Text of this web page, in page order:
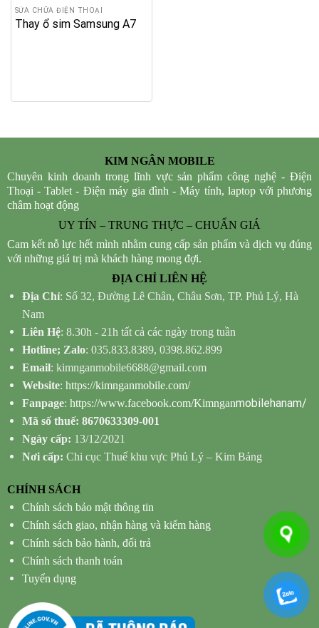
SỬA CHỮA ĐIỆN THOẠI
Thay ổ sim Samsung A7
KIM NGÂN MOBILE
Chuyên kinh doanh trong lĩnh vực sản phẩm công nghệ - Điện
Thoại - Tablet - Điện máy gia đình - Máy tính, laptop với phương
châm hoạt động
UY TÍN – TRUNG THỰC – CHUẨN GIÁ
Cam kết nỗ lực hết mình nhằm cung cấp sản phẩm và dịch vụ đúng
với những giá trị mà khách hàng mong đợi.
ĐỊA CHỈ LIÊN HỆ
Địa Chỉ: Số 32, Đường Lê Chân, Châu Sơn, TP. Phủ Lý, Hà
Nam
Liên Hệ: 8.30h - 21h tất cả các ngày trong tuần
Hotline; Zalo: 035.833.8389, 0398.862.899
Email: kimnganmobile6688@gmail.com
Website: https://kimnganmobile.com/
Fanpage: https://www.facebook.com/Kimnganmobilehanam/
Mã số thuế: 8670633309-001
Ngày cấp: 13/12/2021
Nơi cấp: Chi cục Thuế khu vực Phủ Lý – Kim Bảng
CHÍNH SÁCH
Chính sách bảo mật thông tin
Chính sách giao, nhận hàng và kiểm hàng
Chính sách bảo hành, đổi trả
Chính sách thanh toán
Tuyển dụng